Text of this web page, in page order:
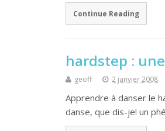
Continue Reading
hardstep :
geoff 2 janvier 2008
Apprendre à danser le
danse, que dis-je! un